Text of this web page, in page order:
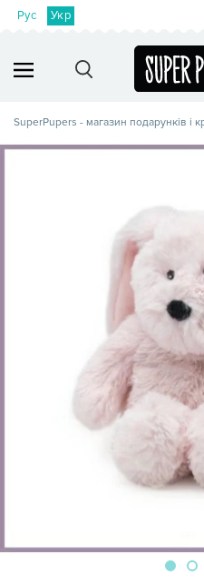
Рус Укр
SuperPupers - магазин подарунків і